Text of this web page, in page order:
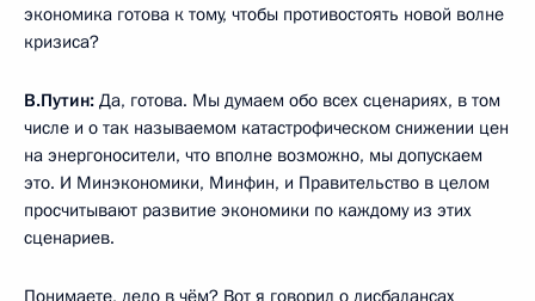
экономика готова к тому, чтобы противостоять новой волне
кризиса?
В.Путин: Да, готова. Мы думаем обо всех сценариях, в том
числе и о так называемом катастрофическом снижении цен
на энергоносители, что вполне возможно, мы допускаем
это. И Минэкономики, Минфин, и Правительство в целом
просчитывают развитие экономики по каждому из этих
сценариев.
Понимаете, дело в чём? Вот я говорил о дисбалансах